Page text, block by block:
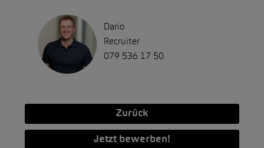
Dario
Recruiter
079 536 17 50
Zurück
Jetzt bewerben!